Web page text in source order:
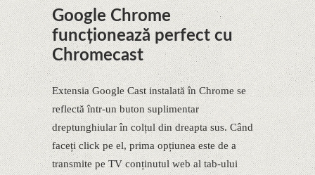
Google Chrome
funcționează perfect cu
Chromecast
Extensia Google Cast instalată în Chrome se
reflectă într-un buton suplimentar
dreptunghiular în colțul din dreapta sus. Când
faceți click pe el, prima opțiunea este de a
transmite pe TV conținutul web al tab-ului